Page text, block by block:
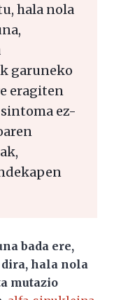
hala nola
garuneko
eragiten
ez-
bada ere,
hala nola
mutazio